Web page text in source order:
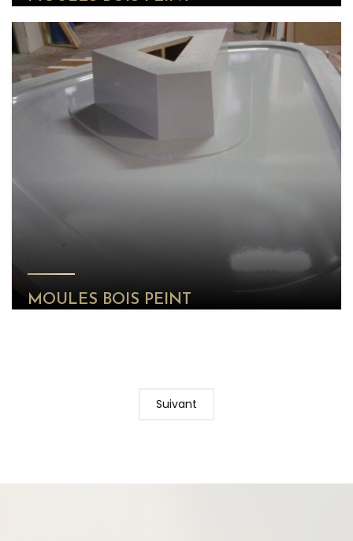
MOULES BOIS PEINT
Suivant